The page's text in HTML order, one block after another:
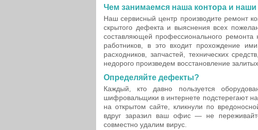
Чем занимаемся наша контора и наши
Наш сервисный центр производите ремонт
скрытого дефекта и выяснения всех
составляющей профессионального
работников, в это входит прохождение
расходников, запчастей, технических
недорого произведем восстановление
Определяйте дефекты?
Каждый, кто давно пользуется
шифровальщики в интернете подстерегают
на открытом сайте, кликнули по
вдруг заразил ваш офис — не
совместно удалим вирус.